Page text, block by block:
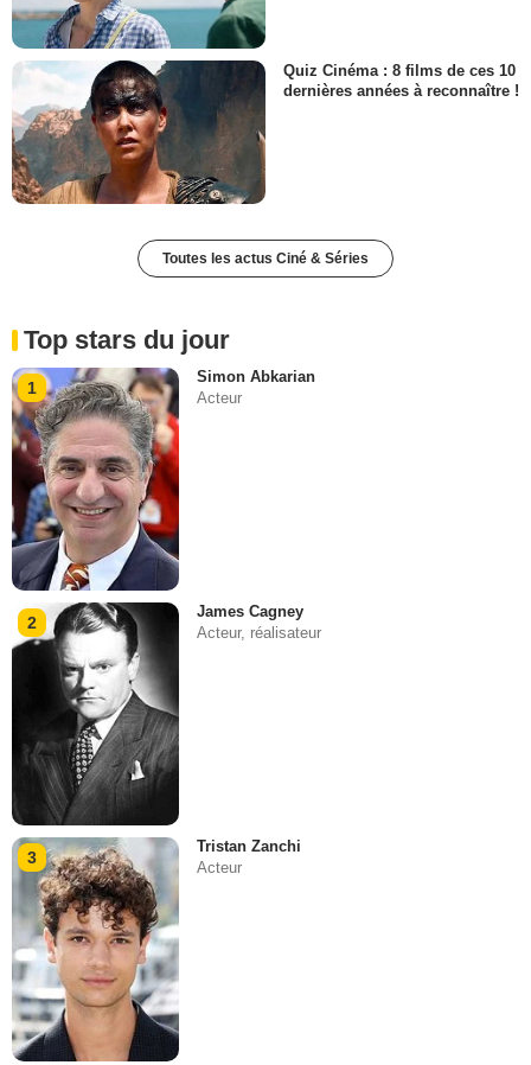
Quiz Cinéma : 8 films de ces 10
dernières années à reconnaître !
Toutes les actus Ciné & Séries
Top stars du jour
1
Simon Abkarian
Acteur
2
James Cagney
Acteur, réalisateur
3
Tristan Zanchi
Acteur